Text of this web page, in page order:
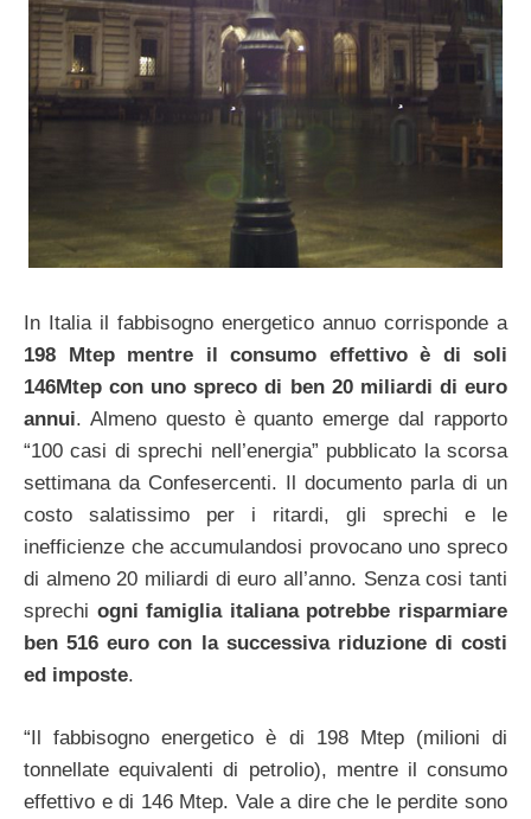
In Italia il fabbisogno energetico annuo corrisponde a
198 Mtep mentre il consumo effettivo è di soli
146Mtep con uno spreco di ben 20 miliardi di euro
annui. Almeno questo è quanto emerge dal rapporto
“100 casi di sprechi nell’energia” pubblicato la scorsa
settimana da Confesercenti. Il documento parla di un
costo salatissimo per i ritardi, gli sprechi e le
inefficienze che accumulandosi provocano uno spreco
di almeno 20 miliardi di euro all’anno. Senza cosi tanti
sprechi ogni famiglia italiana potrebbe risparmiare
ben 516 euro con la successiva riduzione di costi
ed imposte.
“Il fabbisogno energetico è di 198 Mtep (milioni di
tonnellate equivalenti di petrolio), mentre il consumo
effettivo e di 146 Mtep. Vale a dire che le perdite sono